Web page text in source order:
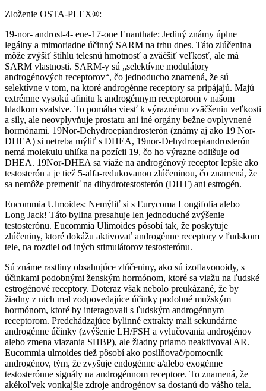
Zloženie OSTA-PLEX®:
19-nor- androst-4- ene-17-one Enanthate: Jediný známy úplne
legálny a mimoriadne účinný SARM na trhu dnes. Táto zlúčenina
môže zvýšiť štíhlu telesnú hmotnosť a zväčšiť veľkosť, ale má
SARM vlastnosti. SARM-y sú „selektívne modulátory
androgénových receptorov“, čo jednoducho znamená, že sú
selektívne v tom, na ktoré androgénne receptory sa pripájajú. Majú
extrémne vysokú afinitu k androgénnym receptorom v našom
hladkom svalstve. To pomáha viesť k výraznému zväčšeniu veľkosti
a sily, ale neovplyvňuje prostatu ani iné orgány bežne ovplyvnené
hormónami. 19Nor-Dehydroepiandrosterón (známy aj ako 19 Nor-
DHEA) si netreba mýliť s DHEA, 19nor-Dehydroepiandrosterón
nemá molekulu uhlíka na pozícii 19, čo ho výrazne odlišuje od
DHEA. 19Nor-DHEA sa viaže na androgénový receptor lepšie ako
testosterón a je tiež 5-alfa-redukovanou zlúčeninou, čo znamená, že
sa nemôže premeniť na dihydrotestosterón (DHT) ani estrogén.
Eucommia Ulmoides: Nemýliť si s Eurycoma Longifolia alebo
Long Jack! Táto bylina presahuje len jednoduché zvýšenie
testosterónu. Eucommia Ulimoides pôsobí tak, že poskytuje
zlúčeniny, ktoré dokážu aktivovať androgénne receptory v ľudskom
tele, na rozdiel od iných stimulátorov testosterónu.
Sú známe rastliny obsahujúce zlúčeniny, ako sú izoflavonoidy, s
účinkami podobnými ženským hormónom, ktoré sa viažu na ľudské
estrogénové receptory. Doteraz však nebolo preukázané, že by
žiadny z nich mal zodpovedajúce účinky podobné mužským
hormónom, ktoré by interagovali s ľudským androgénnym
receptorom. Predchádzajúce bylinné extrakty mali sekundárne
androgénne účinky (zvýšenie LH/FSH a vylučovania androgénov
alebo zmena viazania SHBP), ale žiadny priamo neaktivoval AR.
Eucommia ulmoides tiež pôsobí ako posilňovač/pomocník
androgénov, tým, že zvyšuje endogénne a/alebo exogénne
testosterónne signály na androgénnom receptore. To znamená, že
akékoľvek vonkajšie zdroje androgénov sa dostanú do vášho tela.